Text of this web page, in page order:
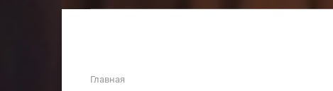
Главная